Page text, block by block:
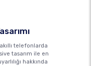
telefonlarda
tasarım ile en
hakkında